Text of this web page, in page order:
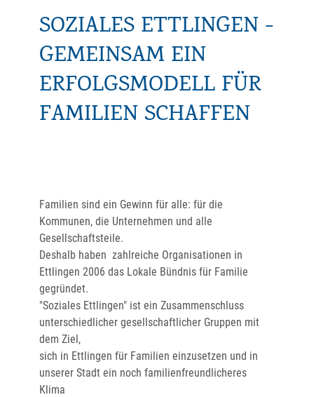
SOZIALES ETTLINGEN -
GEMEINSAM EIN
ERFOLGSMODELL FÜR
FAMILIEN SCHAFFEN
Familien sind ein Gewinn für alle: für die
Kommunen, die Unternehmen und alle
Gesellschaftsteile.
Deshalb haben zahlreiche Organisationen in
Ettlingen 2006 das Lokale Bündnis für Familie
gegründet.
"Soziales Ettlingen" ist ein Zusammenschluss
unterschiedlicher gesellschaftlicher Gruppen mit
dem Ziel,
sich in Ettlingen für Familien einzusetzen und in
unserer Stadt ein noch familienfreundlicheres
Klima